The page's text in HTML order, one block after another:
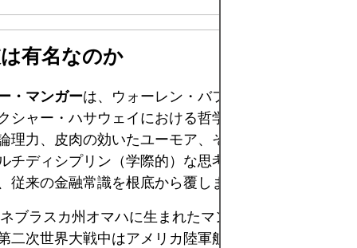
有名なのか
・マンガーは、ウォーレン・バフェットの右腕とい
シャー・ハサウェイにおける哲学的な基盤そのもの
理力、皮肉の効いたユーモア、そして妥協のない合
チディシプリン（学際的）な思考や「メンタルモデ
従来の金融常識を根底から覆しました。
ブラスカ州オマハに生まれたマンガーは、ミシガン
二次世界大戦中はアメリカ陸軍航空隊に所属。その